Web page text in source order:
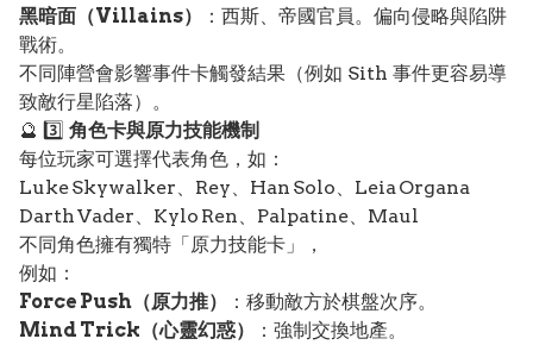
黑暗面（Villains）
：西斯、帝國官員。偏向侵略與陷阱
戰術。
不同陣營會影響事件卡觸發結果（例如 Sith 事件更容易導
致敵行星陷落）。
🔮 3️⃣ 角色卡與原力技能機制
每位玩家可選擇代表角色，如：
Luke Skywalker、Rey、Han Solo、Leia Organa
Darth Vader、Kylo Ren、Palpatine、Maul
不同角色擁有獨特「原力技能卡」，
例如：
Force Push（原力推）
：移動敵方於棋盤次序。
Mind Trick（心靈幻惑）
：強制交換地產。